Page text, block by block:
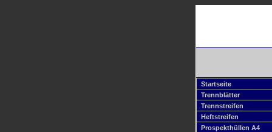
Startseite
Trennblätter
Trennstreifen
Heftstreifen
Prospekthüllen A4